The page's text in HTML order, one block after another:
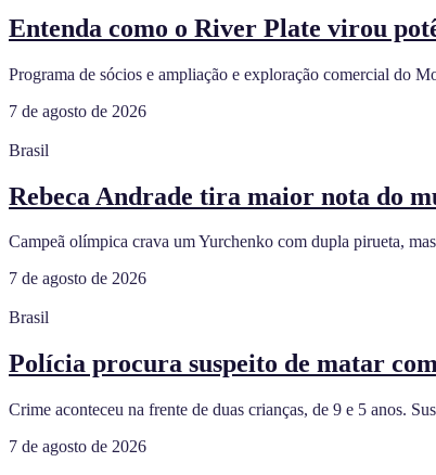
Entenda como o River Plate virou
Programa de sócios e ampliação e exploração comercial do
7 de agosto de 2026
Brasil
Rebeca Andrade tira maior nota do
Campeã olímpica crava um Yurchenko com dupla pirueta,
7 de agosto de 2026
Brasil
Polícia procura suspeito de matar
Crime aconteceu na frente de duas crianças, de 9 e 5 anos.
7 de agosto de 2026